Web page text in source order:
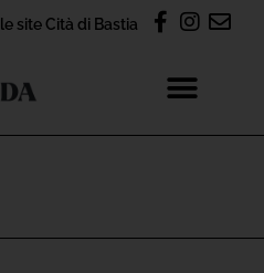
site Cità di Bastia